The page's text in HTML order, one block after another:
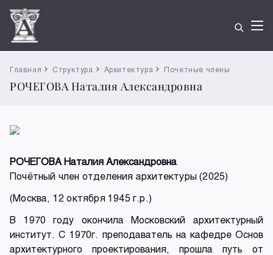
Главная Структура Архитектура Почетные члены
РОЧЕГОВА Наталия Александровна
РОЧЕГОВА Наталия Александровна
Почётный член отделения архитектуры (2025)
(Москва, 12 октября 1945 г.р.)
В 1970 году окончила Московский архитектурный
институт. С 1970г. преподаватель на кафедре Основ
архитектурного проектирования, прошла путь от